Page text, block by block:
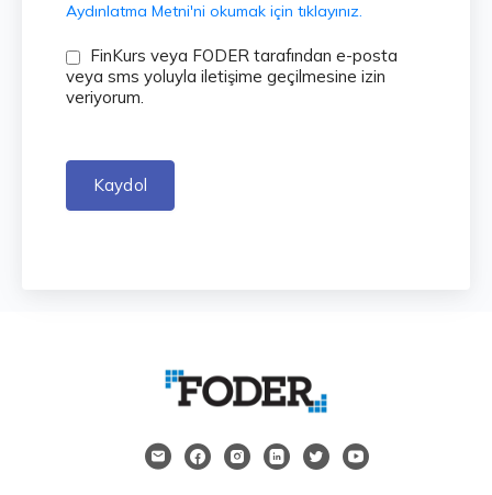
Aydınlatma Metni'ni okumak için tıklayınız.
FinKurs veya FODER tarafından e-posta
veya sms yoluyla iletişime geçilmesine izin
veriyorum.
Kaydol